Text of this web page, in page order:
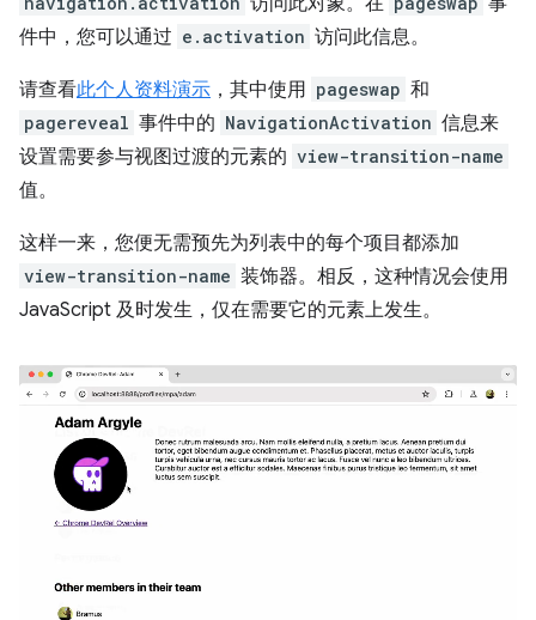
件中，您可以通过 e.activation 访问此信息。
请查看此个人资料演示 ，其中使用 pageswap 和
pagereveal 事件中的 NavigationActivation 信息来
设置需要参与视图过渡的元素的 view-transition-name
值。
这样一来，您便无需预先为列表中的每个项目都添加
view-transition-name 装饰器。相反，这种情况会使用
JavaScript 及时发生，仅在需要它的元素上发生。